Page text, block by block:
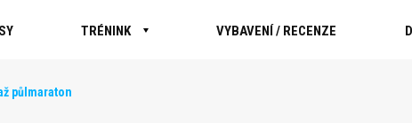
TRÉNINK VYBAVENÍ / RECENZE
půlmaraton